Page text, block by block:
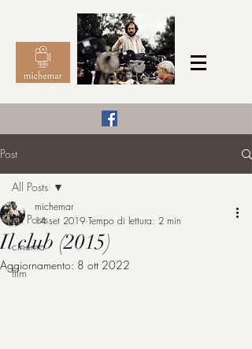
michemar
Post
All Posts
cinema
film
All Posts
Il club (2015)
michemar
14 set 2019 Tempo di lettura: 2 min
Aggiornamento: 8 ott 2022